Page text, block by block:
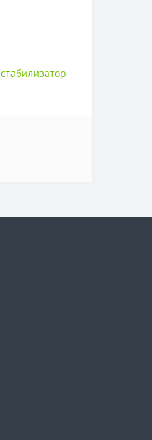
стабилизатор